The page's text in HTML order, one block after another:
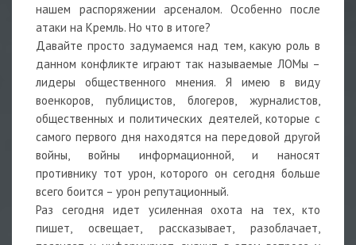
нашем распоряжении арсеналом. Особенно после
атаки на Кремль. Но что в итоге?
Давайте просто задумаемся над тем, какую роль в
данном конфликте играют так называемые ЛОМы –
лидеры общественного мнения. Я имею в виду
военкоров, публицистов, блогеров, журналистов,
общественных и политических деятелей, которые с
самого первого дня находятся на передовой другой
войны, войны информационной, и наносят
противнику тот урон, которого он сегодня больше
всего боится – урон репутационный.
Раз сегодня идет усиленная охота на тех, кто
пишет, освещает, рассказывает, разоблачает,